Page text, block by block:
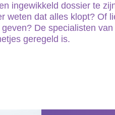
ingewikkeld dossier te
weten dat alles klopt? Of
De specialisten
geregeld is.